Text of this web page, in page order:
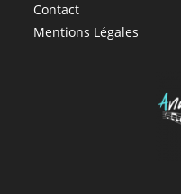
Contact
Mentions Légales